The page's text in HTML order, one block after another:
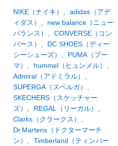
NIKE（ナイキ） 、 adidas（アデ
ィダス） 、 new balance（ニュー
バランス） 、 CONVERSE（コン
バース）、 DC SHOES（ディー
シーシューズ）、 PUMA（プー
マ）、 hummel（ヒュンメル）、
Admiral（アドミラル） 、
SUPERGA（スペルガ） 、
SKECHERS（スケッチャー
ズ） 、 REGAL（リーガル） 、
Clarks（クラークス）、
Dr.Martens（ドクターマーチ
ン）、 Timberland（ティンバー